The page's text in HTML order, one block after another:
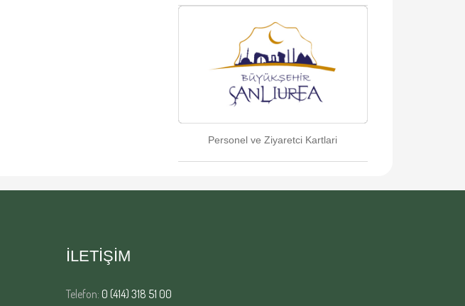
Personel ve Ziyaretci Kartlari
İLETİŞİM
Telefon: 0 (414) 318 51 00